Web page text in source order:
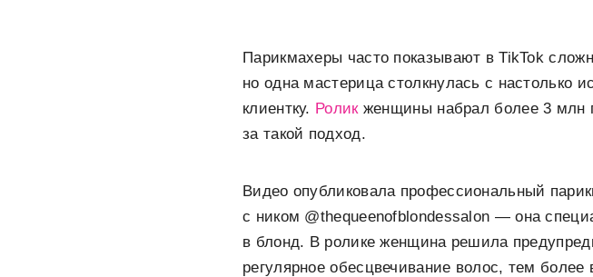
Парикмахеры часто показывают в TikTok
но одна мастерица столкнулась с настолько
клиентку. Роликженщины набрал более 3 млн
за такой подход.
Видео опубликовала профессиональный
с ником @thequeenofblondessalon — она
в блонд. В ролике женщина решила
регулярное обесцвечивание волос, тем